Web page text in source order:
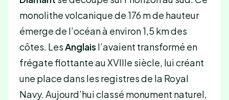
monolithe volcanique de 176 m de hauteur
émerge de l’océan à environ 1,5 km des
côtes. LesAnglais l’avaient transformé en
frégate flottante au XVIIIe siècle, lui créant
une place dans les registres de la Royal
Navy. Aujourd’hui classé monument naturel,